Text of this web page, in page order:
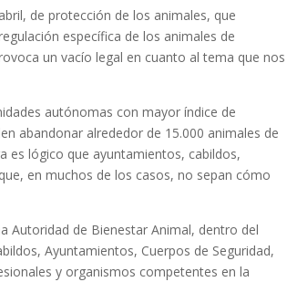
de protección de los animales, que
específica de los animales de
un vacío legal en cuanto al tema que nos
autónomas con mayor índice de
abandonar alrededor de 15.000 animales de
es lógico que ayuntamientos, cabildos,
en muchos de los casos, no sepan cómo
Autoridad de Bienestar Animal, dentro del
Ayuntamientos, Cuerpos de Seguridad,
y organismos competentes en la